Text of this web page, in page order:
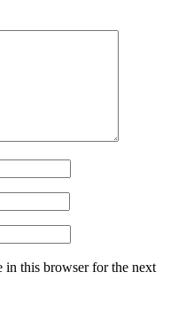
in this browser for the next